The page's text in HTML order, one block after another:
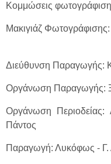
Κομμώσεις
Μακιγιάζ
Διεύθυνση Παραγωγής:
Οργάνωση Παραγωγής:
Οργάνωση
Πάντος
Παραγωγή: Λυκόφως - Γ.